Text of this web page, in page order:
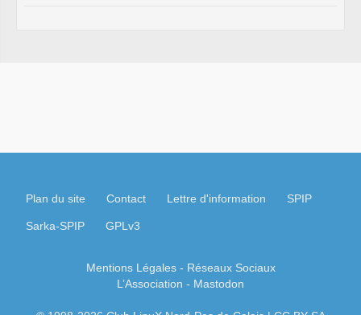
Plan du site Contact Lettre d'information SPIP
Sarka-SPIP GPLv3
Mentions Légales- Réseaux Sociaux
L’Association - Mastodon